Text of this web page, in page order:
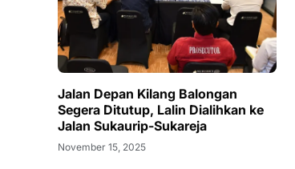
Jalan Depan Kilang Balongan
Segera Ditutup, Lalin Dialihkan ke
Jalan Sukaurip-Sukareja
November 15, 2025